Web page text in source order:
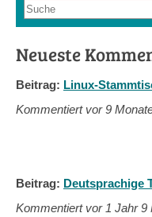
Suchformular
Suche
Neueste
Beitrag: Linux-
Kommentiert vor9
Beitrag: Deutsprachige
Kommentiert vor 1 Jahr 9